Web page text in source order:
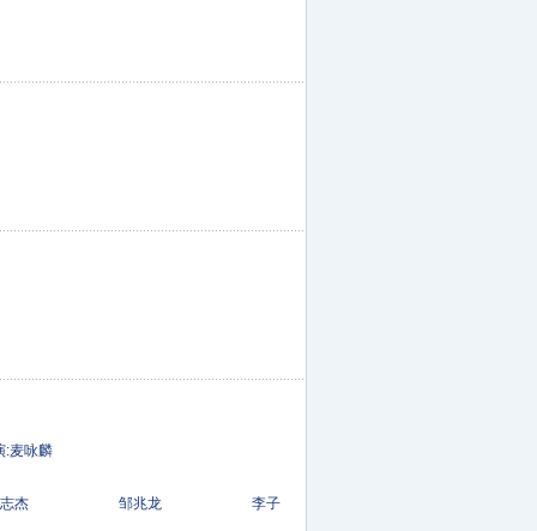
:麦咏麟
杰 邹兆龙 李子